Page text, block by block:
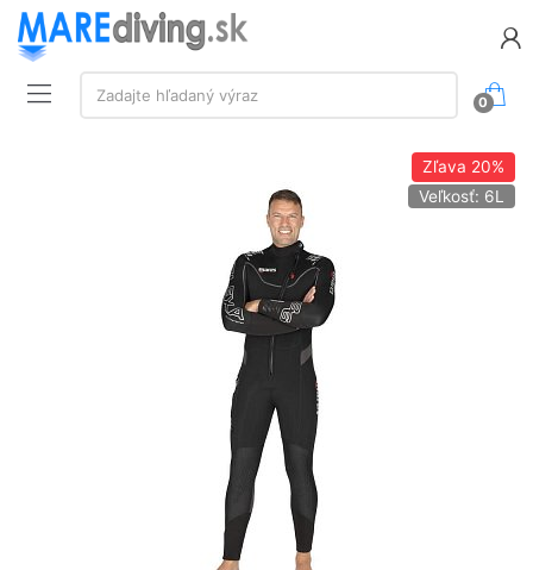
Vyhľadávanie:
Zadajte hľadaný výraz
0
Zľava 20%
Veľkosť: 6L